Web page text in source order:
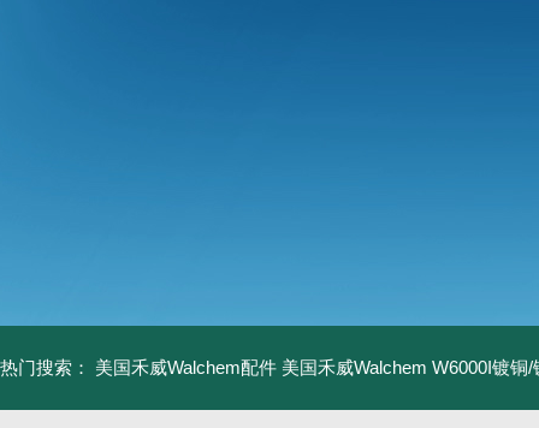
热门搜索： 美国禾威Walchem配件 美国禾威Walchem W6000I镀铜